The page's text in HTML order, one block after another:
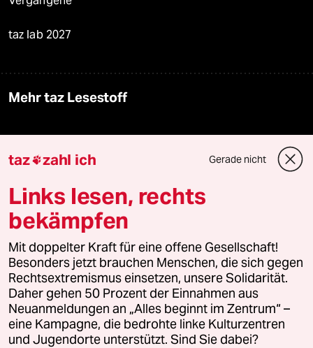
taz lab 2027
Mehr taz Lesestoff
Le Monde diplomatique
taz Archiv
Mehr taz Angebote
taz zahl ich Gerade nicht
Links lesen, rechts
bekämpfen
Mit doppelter Kraft für eine offene Gesellschaft!
Besonders jetzt brauchen Menschen, die sich gegen
Rechtsextremismus einsetzen, unsere Solidarität.
Daher gehen 50 Prozent der Einnahmen aus
Neuanmeldungen an „Alles beginnt im Zentrum“ –
eine Kampagne, die bedrohte linke Kulturzentren
und Jugendorte unterstützt. Sind Sie dabei?